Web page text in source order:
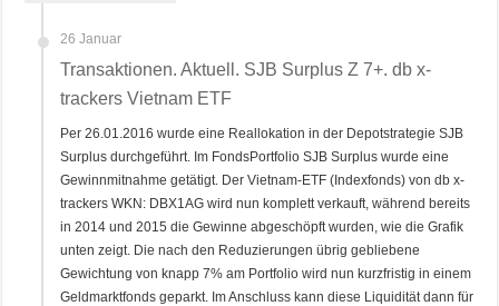
26 Januar
Transaktionen. Aktuell. SJB Surplus Z 7+. db x-
trackers Vietnam ETF
Per 26.01.2016 wurde eine Reallokation in der Depotstrategie SJB
Surplus durchgeführt. Im FondsPortfolio SJB Surplus wurde eine
Gewinnmitnahme getätigt. Der Vietnam-ETF (Indexfonds) von db x-
trackers WKN: DBX1AG wird nun komplett verkauft, während bereits
in 2014 und 2015 die Gewinne abgeschöpft wurden, wie die Grafik
unten zeigt. Die nach den Reduzierungen übrig gebliebene
Gewichtung von knapp 7% am Portfolio wird nun kurzfristig in einem
Geldmarktfonds geparkt. Im Anschluss kann diese Liquidität dann für